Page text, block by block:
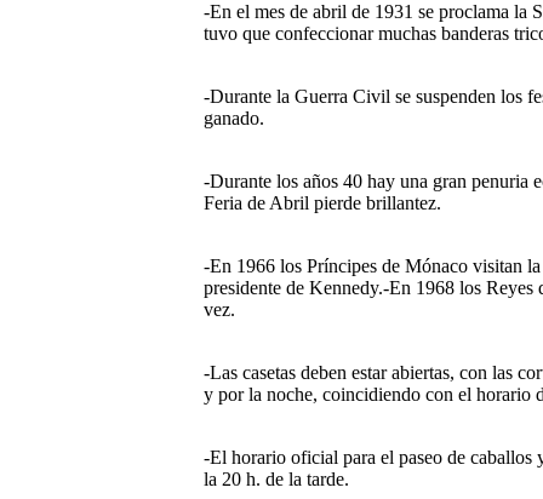
-En el mes de abril de 1931 se proclama la
tuvo que confeccionar muchas banderas
-Durante la Guerra Civil se suspenden los
ganado.
-Durante los años 40 hay una gran penuria
Feria de Abril pierde brillantez.
-En 1966 los Príncipes de Mónaco visitan
presidente de Kennedy.-En 1968 los
vez.
-Las casetas deben estar abiertas, con las
y por la noche, coincidiendo con el horario
-El horario oficial para el paseo de caballos
la 20 h. de la tarde.